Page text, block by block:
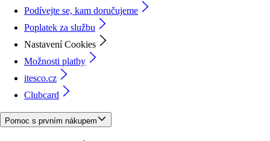
Podívejte se, kam doručujeme
Poplatek za službu
Nastavení Cookies
Možnosti platby
itesco.cz
Clubcard
Pomoc s prvním nákupem